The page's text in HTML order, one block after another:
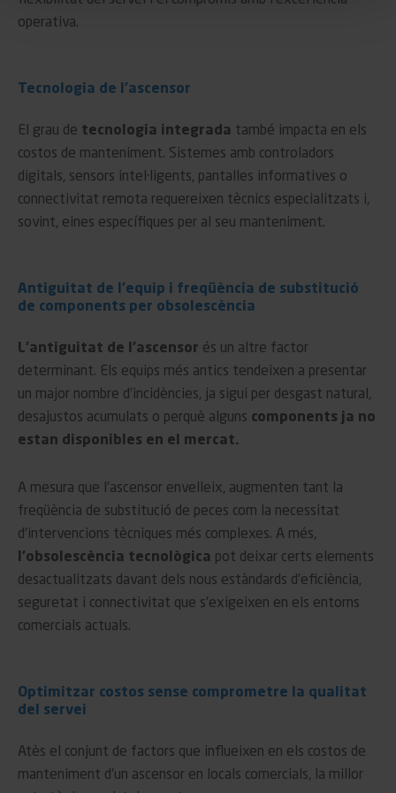
operativa.
Tecnologia de l’ascensor
El grau de tecnologia integrada també impacta en els
costos de manteniment. Sistemes amb controladors
digitals, sensors intel·ligents, pantalles informatives o
connectivitat remota requereixen tècnics especialitzats i,
sovint, eines específiques per al seu manteniment.
Antiguitat de l’equip i freqüència de substitució
de components per obsolescència
L’antiguitat de l’ascensor és un altre factor
determinant. Els equips més antics tendeixen a presentar
un major nombre d’incidències, ja sigui per desgast natural,
desajustos acumulats o perquè alguns components ja no
estan disponibles en el mercat.
A mesura que l’ascensor envelleix, augmenten tant la
freqüència de substitució de peces com la necessitat
d’intervencions tècniques més complexes. A més,
l’obsolescència tecnològica pot deixar certs elements
desactualitzats davant dels nous estàndards d’eficiència,
seguretat i connectivitat que s’exigeixen en els entorns
comercials actuals.
Optimitzar costos sense comprometre la qualitat
del servei
Atès el conjunt de factors que influeixen en els costos de
manteniment d’un ascensor en locals comercials, la millor